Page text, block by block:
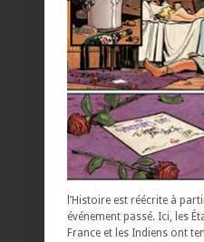
l’Histoire est réécrite à
événement passé. Ici, les
France et les Indiens ont